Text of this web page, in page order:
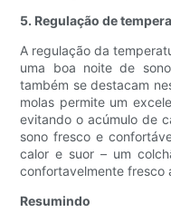
5. Regulação de
A regulação da
uma boa noite de
também se destacam
molas permite um
evitando o acúmulo de
sono fresco e
calor e suor – um
confortavelmente fresco
Resumindo